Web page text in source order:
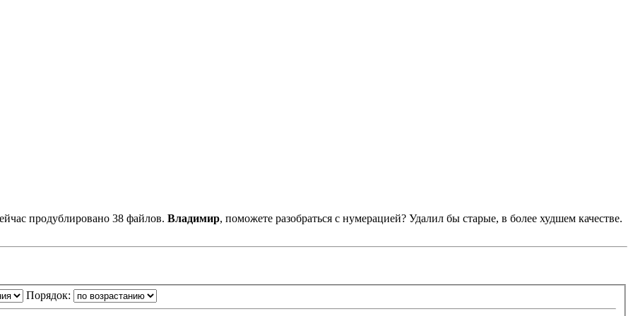
продублировано 38 файлов. Владимир, поможете разобраться с нумерацией? Удалил бы старые, в более худшем качестве.
Порядок: